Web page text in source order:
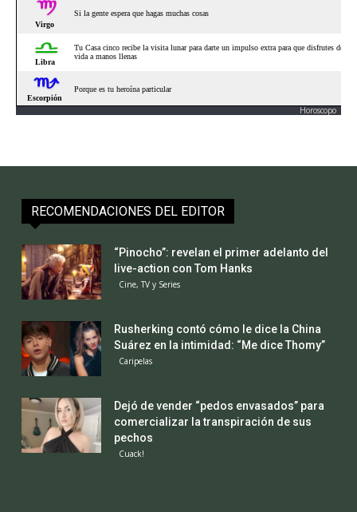
Horoscopo
RECOMENDACIONES DEL EDITOR
“Pinocho”: revelan el primer adelanto del
live-action con Tom Hanks
Cine, TV y Series
Rusherking contó cómo le dice la China
Suárez en la intimidad: “Me dice Thomy”
Caripelas
Dejó de vender “pedos envasados” para
comercializar la transpiración de sus
pechos
Cuack!